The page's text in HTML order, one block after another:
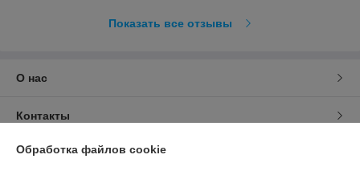
Показать все отзывы
О нас
Контакты
Доставка и оплата
Обработка файлов cookie